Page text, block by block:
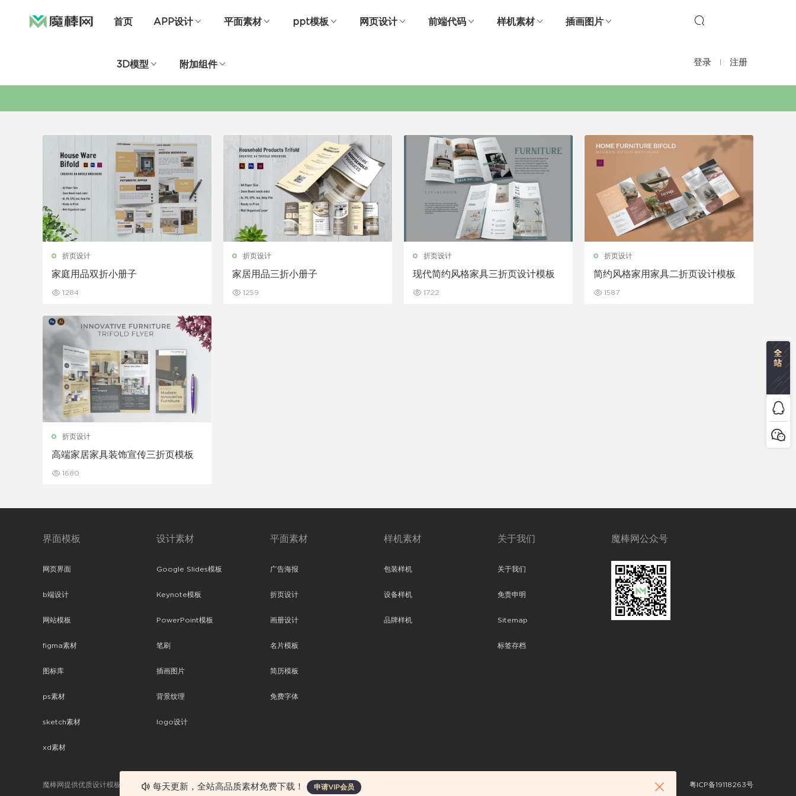
首页 APP设计 平面素材 ppt模板 网页设计 前端代码 样机素材 插画图片
3D模型 附加组件 登录 注册
折页设计
家庭用品双折小册子
1284
折页设计
家居用品三折小册子
1259
折页设计
现代简约风格家具三折页设计模板
1722
折页设计
简约风格家用家具二折页设计模板
1587
折页设计
高端家居家具装饰宣传三折页模板
1680
界面模板
网页界面
b端设计
网站模板
figma素材
图标库
ps素材
sketch素材
xd素材
设计素材
Google Slides模板
Keynote模板
PowerPoint模板
笔刷
插画图片
背景纹理
logo设计
平面素材
广告海报
折页设计
画册设计
名片模板
简历模板
免费字体
样机素材
包装样机
设备样机
品牌样机
关于我们
关于我们
免责申明
Sitemap
标签存档
魔棒网公众号
魔棒网提供优质设计模板下载，分享优秀的设计。素材包含了APP设计、平面素材、ppt模板、网页设计、前端代码、样机素材、插画图片、附加组件等。 粤ICP备19118263号
每天更新，全站高品质素材免费下载！ 申请VIP会员